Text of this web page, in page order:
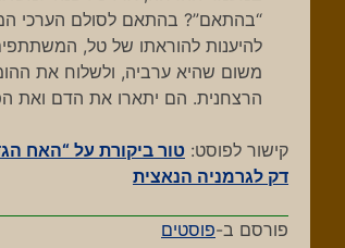
להיענות להוראתו של טל,
משום שהיא ערביה, ולשלוח את
הרצחנית. הם יתארו את הדם ואת
קישור לפוסט:
דק לגרמניה הנאצית
פורסם ב-פוסטים